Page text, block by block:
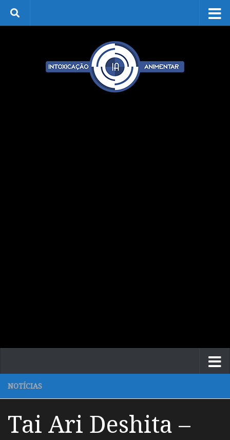
Skip to content
NOTÍCIAS
Tai Ari Deshita –